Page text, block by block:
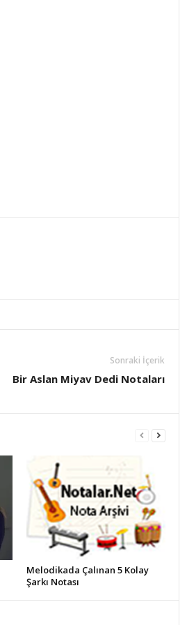
Sonraki İçerik
Bir Aslan Miyav Dedi Notaları
Melodikada Çalınan 5 Kolay
Şarkı Notası